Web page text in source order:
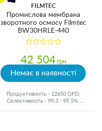
FILMTEC
Промислова мембрана
зворотного осмосу Filmtec
BW30HRLE-440
42 504 грн
Немає в наявності
Продуктивність - 12650 GPD,
Селективність - 99,3 - 99,5%,